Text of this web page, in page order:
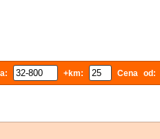
+km: Cena od: